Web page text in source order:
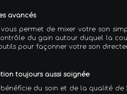
avancés
vous permet de mixer votre son
du gain autour duquel la
pour façonner votre son
toujours aussi soignée
bénéficie du soin et de la qualité